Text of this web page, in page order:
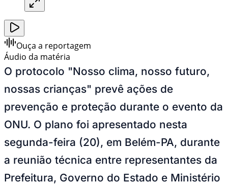
Ouça a reportagem
Áudio da matéria
O protocolo "Nosso clima, nosso futuro,
nossas crianças" prevê ações de
prevenção e proteção durante o evento da
ONU. O plano foi apresentado nesta
segunda-feira (20), em Belém-PA, durante
a reunião técnica entre representantes da
Prefeitura, Governo do Estado e Ministério